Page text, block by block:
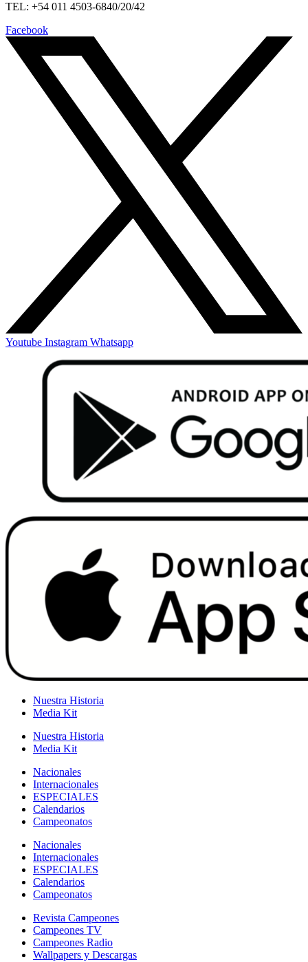
TEL: +54 011 4503-6840/20/42
Facebook
Youtube Instagram Whatsapp
Nuestra Historia
Media Kit
Nuestra Historia
Media Kit
Nacionales
Internacionales
ESPECIALES
Calendarios
Campeonatos
Nacionales
Internacionales
ESPECIALES
Calendarios
Campeonatos
Revista Campeones
Campeones TV
Campeones Radio
Wallpapers y Descargas